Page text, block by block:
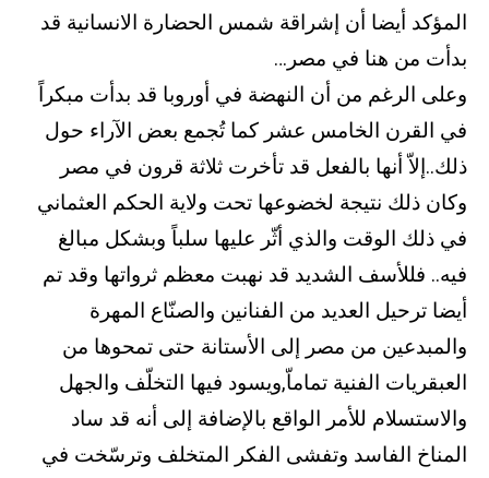
المؤكد أيضا أن إشراقة شمس الحضارة الانسانية قد
بدأت من هنا في مصر…
وعلى الرغم من أن النهضة في أوروبا قد بدأت مبكراً
في القرن الخامس عشر كما تُجمع بعض الآراء حول
ذلك..إلاّ أنها بالفعل قد تأخرت ثلاثة قرون في مصر
وكان ذلك نتيجة لخضوعها تحت ولاية الحكم العثماني
في ذلك الوقت والذي أثّر عليها سلباً وبشكل مبالغ
فيه.. فللأسف الشديد قد نهبت معظم ثرواتها وقد تم
أيضا ترحيل العديد من الفنانين والصنّاع المهرة
والمبدعين من مصر إلى الأستانة حتى تمحوها من
العبقريات الفنية تماماّ,ويسود فيها التخلّف والجهل
والاستسلام للأمر الواقع بالإضافة إلى أنه قد ساد
المناخ الفاسد وتفشى الفكر المتخلف وترسّخت في